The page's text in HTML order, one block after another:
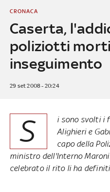
Caserta,
poliziotti
inseguimento
CRONACA
29 set 2008 - 20:24
S
i sono svolti i
Alighieri e
capo della
ministro dell'Interno
celebrato il rito li ha